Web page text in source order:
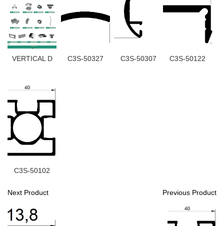
VERTICAL D C3S-50327 C3S-50307 C3S-50122
C3S-50102
Next Product Previous Product